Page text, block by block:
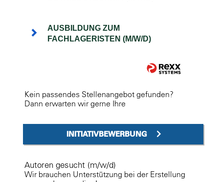
AUSBILDUNG ZUM
FACHLAGERISTEN (M/W/D)
Kein passendes Stellenangebot gefunden?
Dann erwarten wir gerne Ihre
INITIATIVBEWERBUNG
Autoren gesucht (m/w/d)
Wir brauchen Unterstützung bei der Erstellung